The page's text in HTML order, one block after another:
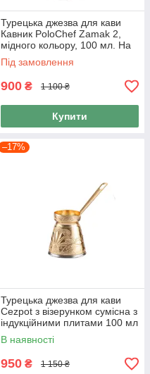
Турецька джезва для кави
Кавник PoloChef Zamak 2,
мідного кольору, 100 мл. На
2 порції.
Під замовлення
900 ₴ 1 100 ₴
Купити
–17%
Турецька джезва для кави
Cezpot з візерунком сумісна з
індукційними плитами 100 мл
колір Золото
В наявності
950 ₴ 1 150 ₴